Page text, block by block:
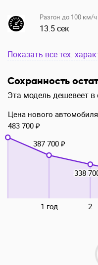
Разгон до 100 км/ч
13.5 сек
Показать все тех.
Сохранность
Эта модель дешевеет в
1 год 2
Цена нового автомобиля
483 700 ₽
387 700 ₽
338